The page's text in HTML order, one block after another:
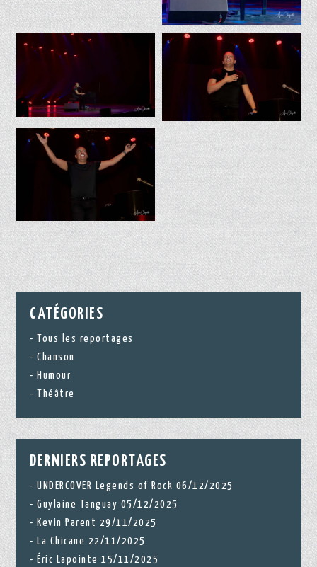
CATÉGORIES
Tous les reportages
Chanson
Humour
Théâtre
DERNIERS REPORTAGES
UNDERCOVER Legends of Rock 06/12/2025
Guylaine Tanguay 05/12/2025
Kevin Parent 29/11/2025
La Chicane 22/11/2025
Éric Lapointe 15/11/2025